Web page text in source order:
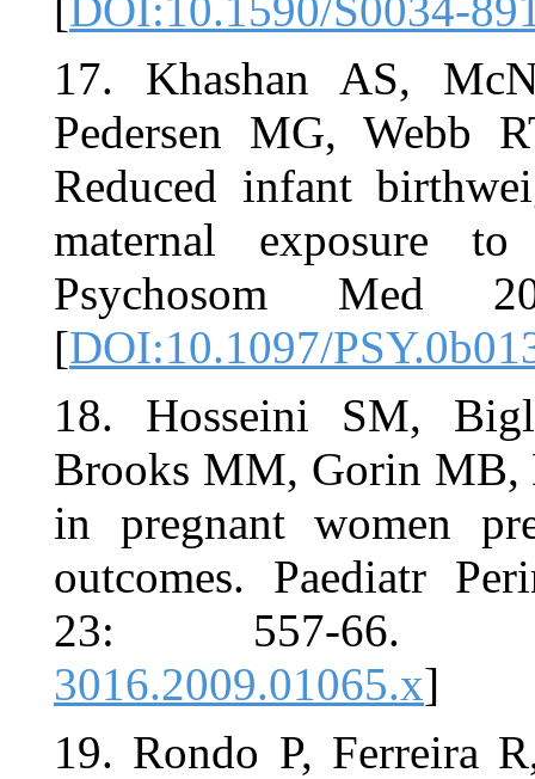
17.
Pedersen
Reduced
maternal
[
18.
Brooks
in
outcomes.
23:
19. Rondo